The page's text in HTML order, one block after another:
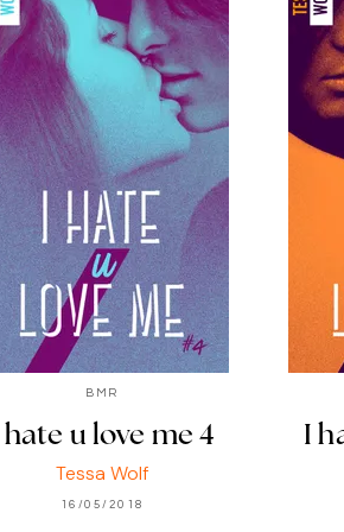
BMR
hate u love me 4
Tessa Wolf
16/05/2018
I